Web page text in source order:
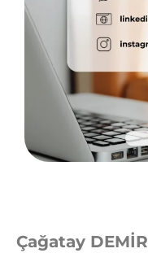
Çağatay DEMİR